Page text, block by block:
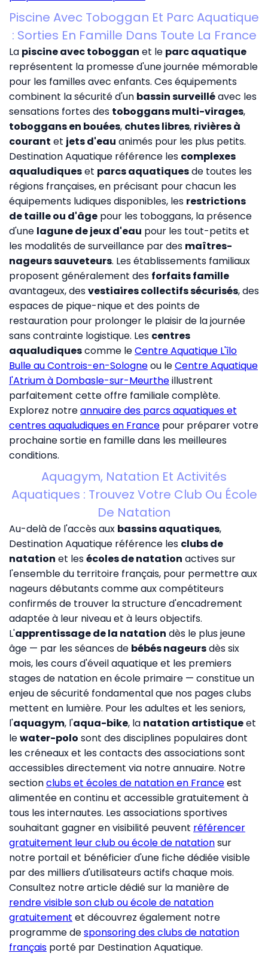
Piscine Avec Toboggan Et Parc Aquatique
: Sorties En Famille Dans Toute La France
La piscine avec toboggan et le parc aquatique
représentent la promesse d'une journée mémorable
pour les familles avec enfants. Ces équipements
combinent la sécurité d'un bassin surveilléavec les
sensations fortes des toboggans multi-virages,
toboggans en bouées, chutes libres, rivières à
courant et jets d'eau animés pour les plus petits.
Destination Aquatique référence les complexes
aqualudiqueset parcs aquatiquesde toutes les
régions françaises, en précisant pour chacun les
équipements ludiques disponibles, les restrictions
de taille ou d'âge pour les toboggans, la présence
d'une lagune de jeux d'eau pour les tout-petits et
les modalités de surveillance par des maîtres-
nageurs sauveteurs. Les établissements familiaux
proposent généralement des forfaits famille
avantageux, desvestiaires collectifs sécurisés, des
espaces de pique-nique et des points de
restauration pour prolonger le plaisir de la journée
sans contrainte logistique. Les centres
aqualudiquescomme leCentre Aquatique L'îlo
Bulle au Controis-en-Sologneou leCentre Aquatique
l'Atrium à Dombasle-sur-Meurtheillustrent
parfaitement cette offre familiale complète.
Explorez notreannuaire des parcs aquatiques et
centres aqualudiques en France pour préparer votre
prochaine sortie en famille dans les meilleures
conditions.
Aquagym, Natation Et Activités
Aquatiques : Trouvez Votre Club Ou École
De Natation
Au-delà de l'accès aux bassins aquatiques,
Destination Aquatique référence les clubs de
natation et lesécoles de natation actives sur
l'ensemble du territoire français, pour permettre aux
nageurs débutants comme aux compétiteurs
confirmés de trouver la structure d'encadrement
adaptée à leur niveau et à leurs objectifs.
L'apprentissage de la natation dès le plus jeune
âge — par les séances de bébés nageursdès six
mois, les cours d'éveil aquatique et les premiers
stages de natation en école primaire — constitue un
enjeu de sécurité fondamental que nos pages clubs
mettent en lumière. Pour les adultes et les seniors,
l'aquagym, l'aqua-bike, la natation artistiqueet
lewater-polo sont des disciplines populaires dont
les créneaux et les contacts des associations sont
accessibles directement via notre annuaire. Notre
sectionclubs et écoles de natation en Franceest
alimentée en continu et accessible gratuitement à
tous les internautes. Les associations sportives
souhaitant gagner en visibilité peuvent référencer
gratuitement leur club ou école de natationsur
notre portail et bénéficier d'une fiche dédiée visible
par des milliers d'utilisateurs actifs chaque mois.
Consultez notre article dédié sur la manière de
rendre visible son club ou école de natation
gratuitement et découvrez également notre
programme desponsoring des clubs de natation
français porté par Destination Aquatique.